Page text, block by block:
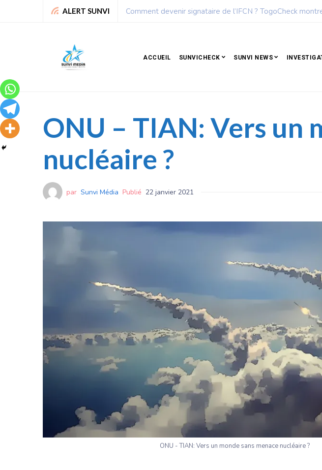
ALERT SUNVI Leadership : Voici le top 6 des femmes les plus influentes
ACCUEIL SUNVICHECK SUNVI NEWS
ONU – TIAN: Vers un
nucléaire ?
par Sunvi Média Publié 22 janvier 2021
ONU - TIAN: Vers un monde sans menace nucléaire ?